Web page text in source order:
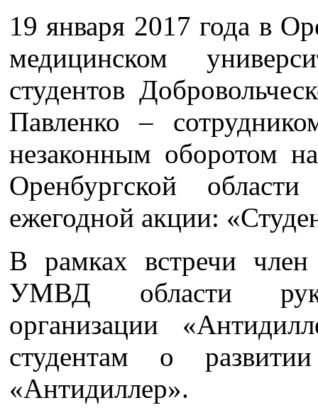
19 января 2017 года в
медицинском
студентов
Павленко –
незаконным оборотом
Оренбургской
ежегодной акции:
В рамках встречи член
УМВД области
организации
студентам о
«Антидиллер».